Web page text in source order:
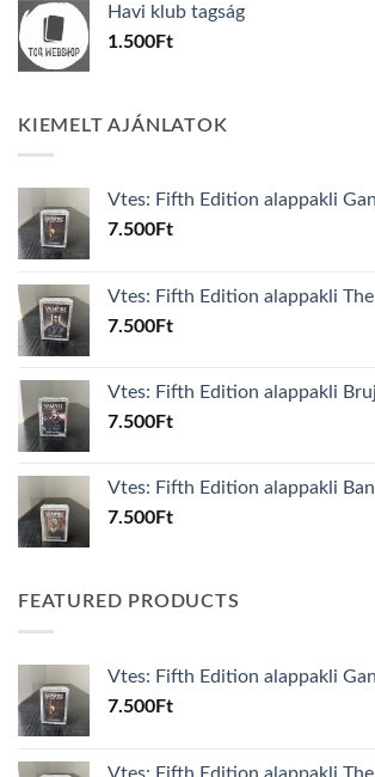
600Ft.100Ft.
Havi klub tagság
1.500Ft
KIEMELT AJÁNLATOK
Vtes: Fifth Edition alappakli
7.500Ft
Vtes: Fifth Edition alappakli
7.500Ft
Vtes: Fifth Edition alappakli
7.500Ft
Vtes: Fifth Edition alappakli
7.500Ft
FEATURED PRODUCTS
Vtes: Fifth Edition alappakli
7.500Ft